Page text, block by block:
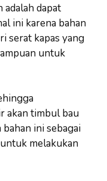
dapat
ini karena bahan
serat kapas yang
untuk
akan timbul bau
ini sebagai
melakukan